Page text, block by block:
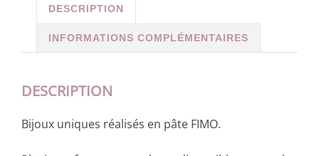
DESCRIPTION
INFORMATIONS COMPLÉMENTAIRES
DESCRIPTION
Bijoux uniques réalisés en pâte FIMO.